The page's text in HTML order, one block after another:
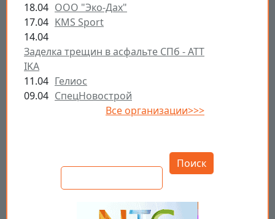
18.04 ООО "Эко-Дах"
17.04 KMS Sport
14.04
Заделка трещин в асфальте СПб - ATT
IKA
11.04 Гелиос
09.04 СпецНовострой
Все организации>>>